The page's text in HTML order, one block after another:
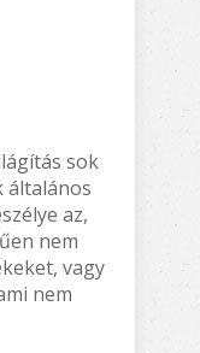
sok
általános
az,
nem
vagy
nem